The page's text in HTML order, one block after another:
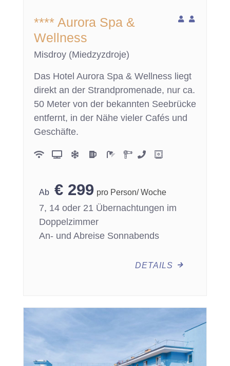
**** Aurora Spa &
Wellness
Misdroy (Miedzyzdroje)
Das Hotel Aurora Spa & Wellness liegt
direkt an der Strandpromenade, nur ca.
50 Meter von der bekannten Seebrücke
entfernt, in der Nähe vieler Cafés und
Geschäfte.
€ 299 pro Person/ Woche
7, 14 oder 21 Übernachtungen im
Doppelzimmer
An- und Abreise Sonnabends
DETAILS